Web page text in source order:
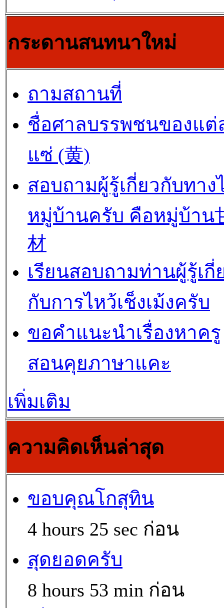
กระดานสนทนาใหม่
ถามสถานที่
ชื่อศาลบรรพชนของแต่
แซ่ (黄)
สอบถามผู้รู้เกี่ยวกับทาง
หมู่บ้านครับ คือหมู่บ้าน
材
เรียนสอบถามท่านผู้รู้เกี่
กับการไหว้เช็งเม้งครับ
ขอคำแนะนำเรื่องหาครู
สอนคุยภาษาแคะ
เพิ่มเติม
ความคิดเห็นล่าสุด
ขอบคุณโกสุทิน
4 hours 25 sec ก่อน
สุดยอดครับ
8 hours 53 min ก่อน